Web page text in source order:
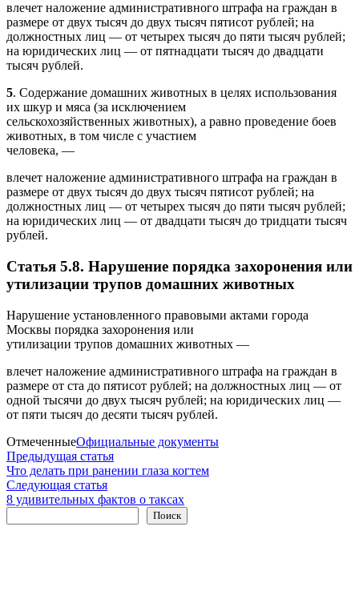
влечет наложение административного штрафа на граждан в
размере от двух тысяч до двух тысяч пятисот рублей; на
должностных лиц — от четырех тысяч до пяти тысяч рублей;
на юридических лиц — от пятнадцати тысяч до двадцати
тысяч рублей.
5. Содержание домашних животных в целях использования
их шкур и мяса (за исключением
сельскохозяйственных животных), а равно проведение боев
животных, в том числе с участием
человека, —
влечет наложение административного штрафа на граждан в
размере от двух тысяч до двух тысяч пятисот рублей; на
должностных лиц — от четырех тысяч до пяти тысяч рублей;
на юридических лиц — от двадцати тысяч до тридцати тысяч
рублей.
Статья 5.8. Нарушение порядка захоронения или
утилизации трупов домашних животных
Нарушение установленного правовыми актами города
Москвы порядка захоронения или
утилизации трупов домашних животных —
влечет наложение административного штрафа на граждан в
размере от ста до пятисот рублей; на должностных лиц — от
одной тысячи до двух тысяч рублей; на юридических лиц —
от пяти тысяч до десяти тысяч рублей.
ОтмеченныеОфициальные документы
Навигация
по
записям
Предыдущая статьяПредыдущая
статья:
Что делать при ранении глаза когтем
Следующая статьяСледующая
статья:
8 удивительных фактов о таксах
Поиск